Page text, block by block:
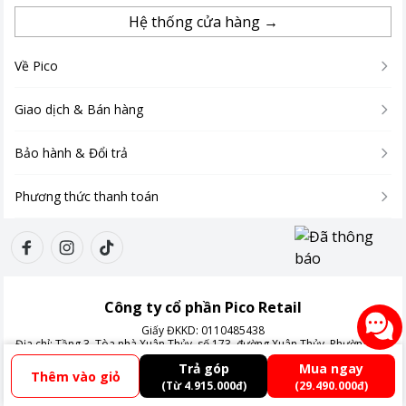
nghi và bền bỉ theo thời gian.
Mua ngay sản phẩm chính hãng tại Pico để nhận ưu đãi hấp dẫn
và chế độ bảo hành đầy đủ bạn nhé!
Thêm vào giỏ Trả góp
(Từ 4.915.000đ)
Mua ngay
(29.490.000đ)
Hệ thống cửa hàng →
Về Pico
Giao dịch & Bán hàng
Bảo hành & Đổi trả
Phương thức thanh toán
Công ty cổ phần Pico Retail
Giấy ĐKKD: 0110485438
Địa chỉ:Tầng 3, Tòa nhà Xuân Thủy, số 173, đường Xuân Thủy, Phường Cầu
Giấy, Thành phố Hà Nội, Việt Nam